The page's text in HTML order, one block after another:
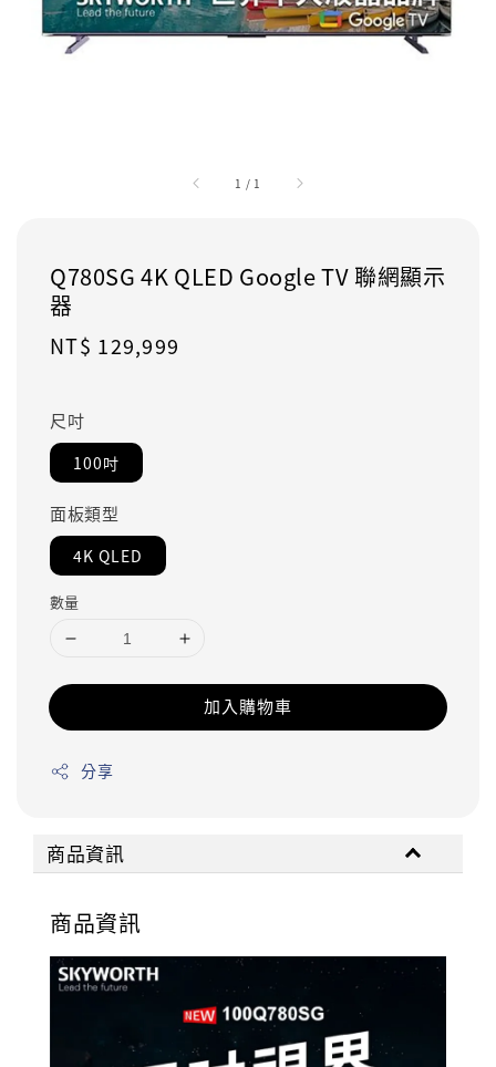
1 / 1
Q780SG 4K QLED Google TV 聯網顯示
器
Regular
NT$ 129,999
尺吋
100吋
面板類型
4K QLED
數量
加入購物車
分享
商品資訊
商品資訊